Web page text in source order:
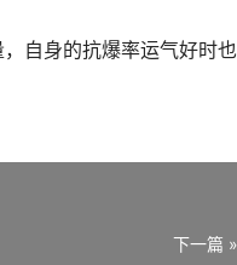
自身的抗爆率运气好时
下一篇 »